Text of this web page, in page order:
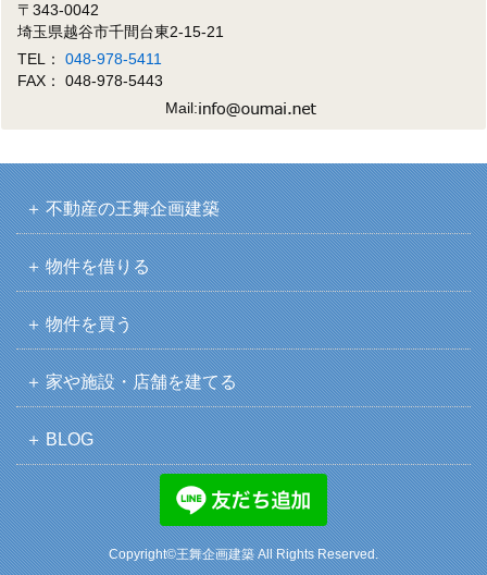
〒343-0042
埼玉県越谷市千間台東2-15-21
TEL：048-978-5411
FAX： 048-978-5443
Mail:
不動産の王舞企画建築
物件を借りる
物件を買う
家や施設・店舗を建てる
BLOG
Copyright©王舞企画建築 All Rights Reserved.